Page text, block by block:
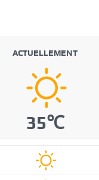
ACTUELLEMENT
35℃